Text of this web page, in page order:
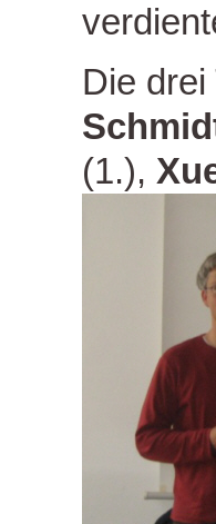
Die
(1.),